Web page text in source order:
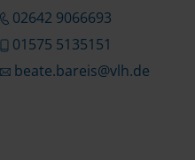
02642 9066693
01575 5135151
beate.bareis@vlh.de